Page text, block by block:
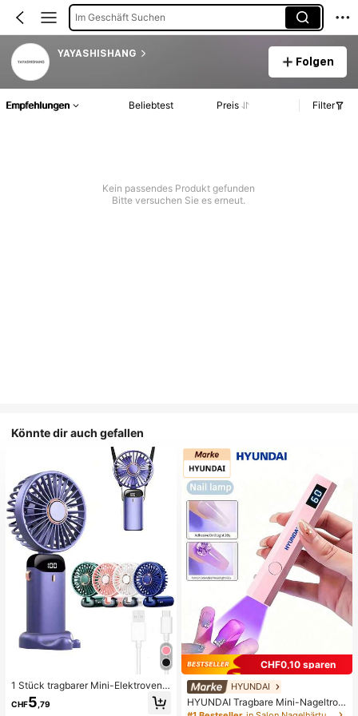
Im Geschäft Suchen
YAYASHISHANG
Folgen
Empfehlungen Beliebtest Preis Filter
Kein passendes Produkt gefunden
Bitte versuchen Sie es erneut.
Könnte dir auch gefallen
1 Stück tragbarer Mini-Elektroventil
ator, tragbarer USB-aufladbarer Ve
ntilator, Nackenventilator, USB-Ven
CHF5 ,79
CHF0,10 sparen
HYUNDAI
HYUNDAI Tragbare Mini-Nageltroc
kner Aufladbare Handheld-Nagella